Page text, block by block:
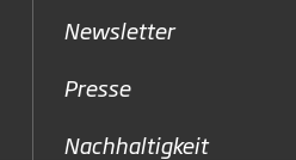
Newsletter
Presse
Nachhaltigkeit